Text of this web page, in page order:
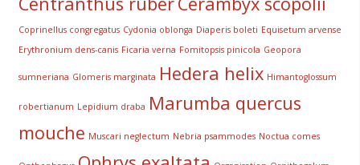
Coprinellus congregatus Cydonia oblonga Diaperis boleti Equisetum arvense
Erythronium dens-canis Ficaria verna Fomitopsis pinicola Geopora
sumneriana Glomeris marginata Hedera helix Himantoglossum
robertianum Lepidium draba Marumba quercus
mouche Muscari neglectum Nebria psammodes Noctua comes